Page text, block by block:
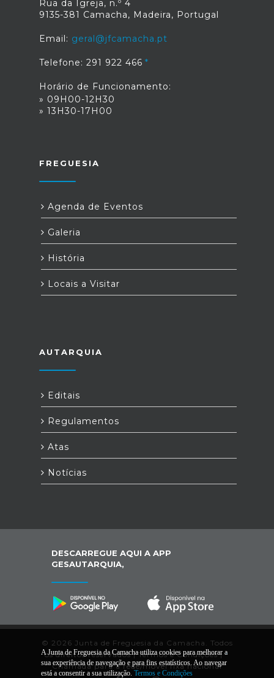
Rua da Igreja, n.º 4
9135-381 Camacha, Madeira, Portugal
Email: geral@jfcamacha.pt
Telefone: 291 922 466
Horário de Funcionamento:
» 09H00-12H30
» 13H30-17H00
FREGUESIA
Agenda de Eventos
Galeria
História
Locais a Visitar
AUTARQUIA
Editais
Regulamentos
Atas
Notícias
DESCARREGUE AQUI A APP
GESAUTARQUIA,
© 2026 Junta de Freguesia da Camacha. Todos
os direitos reservados |Termos e Condições|*
Chamada para a rede/móvel fixa nacional
A Junta de Freguesia da Camacha utiliza cookies para melhorar a
sua experiência de navegação e para fins estatísticos. Ao navegar
está a consentir a sua utilização. Termos e Condições